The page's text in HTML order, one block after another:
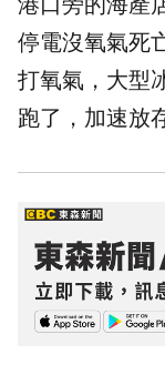
停電沒氧氣死
打氧氣，大型
跑了，加速放